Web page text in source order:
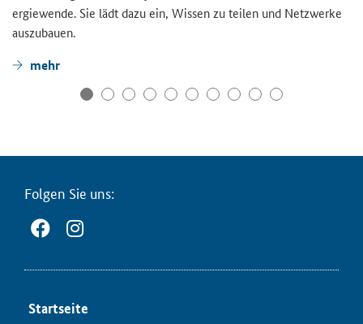
er­gie­wen­de. Sie lädt dazu ein, Wis­sen zu tei­len und Netz­wer­ke
aus­zu­bau­en.
mehr
Fol­gen Sie uns:
Start­sei­te